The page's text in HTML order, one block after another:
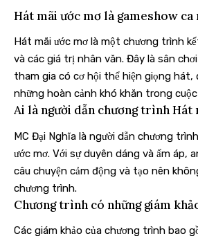
Hát mãi ước mơ là gameshow ca
Hát mãi ước mơ là một chương trình
và các giá trị nhân văn. Đây là sân
tham gia có cơ hội thể hiện giọng hát,
những hoàn cảnh khó khăn trong
Ai là người dẫn chương trình Hát
MC Đại Nghĩa là người dẫn chương
ước mơ. Với sự duyên dáng và ấm áp,
câu chuyện cảm động và tạo nên
chương trình.
Chương trình có những giám
Các giám khảo của chương trình bao